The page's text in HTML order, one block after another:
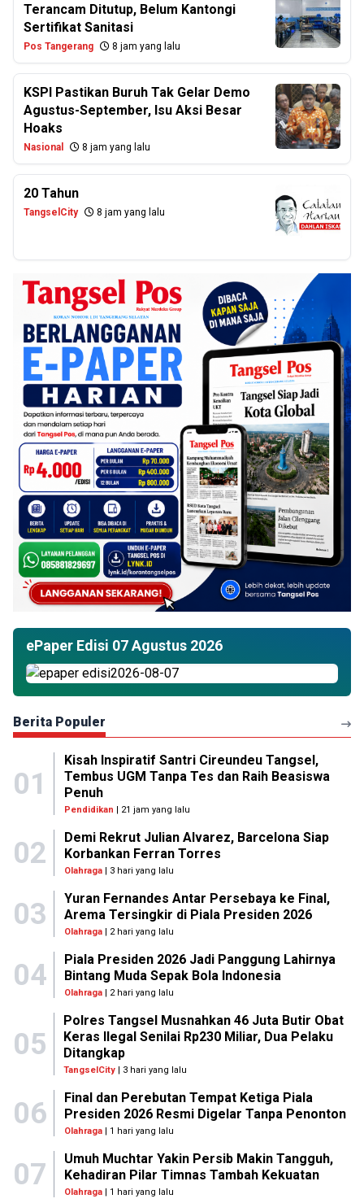
Terancam Ditutup, Belum Kantongi
Sertifikat Sanitasi
Pos Tangerang 8 jam yang lalu
KSPI Pastikan Buruh Tak Gelar Demo
Agustus-September, Isu Aksi Besar
Hoaks
Nasional 8 jam yang lalu
20 Tahun
TangselCity 8 jam yang lalu
ePaper Edisi 07 Agustus 2026
Berita Populer
01
Kisah Inspiratif Santri Cireundeu Tangsel,
Tembus UGM Tanpa Tes dan Raih Beasiswa
Penuh
Pendidikan | 21 jam yang lalu
02
Demi Rekrut Julian Alvarez, Barcelona Siap
Korbankan Ferran Torres
Olahraga| 3 hari yang lalu
03
Yuran Fernandes Antar Persebaya ke Final,
Arema Tersingkir di Piala Presiden 2026
Olahraga| 2 hari yang lalu
04
Piala Presiden 2026 Jadi Panggung Lahirnya
Bintang Muda Sepak Bola Indonesia
Olahraga| 2 hari yang lalu
05
Polres Tangsel Musnahkan 46 Juta Butir Obat
Keras Ilegal Senilai Rp230 Miliar, Dua Pelaku
Ditangkap
TangselCity | 3 hari yang lalu
06
Final dan Perebutan Tempat Ketiga Piala
Presiden 2026 Resmi Digelar Tanpa Penonton
Olahraga| 1 hari yang lalu
07
Umuh Muchtar Yakin Persib Makin Tangguh,
Kehadiran Pilar Timnas Tambah Kekuatan
Olahraga| 1 hari yang lalu